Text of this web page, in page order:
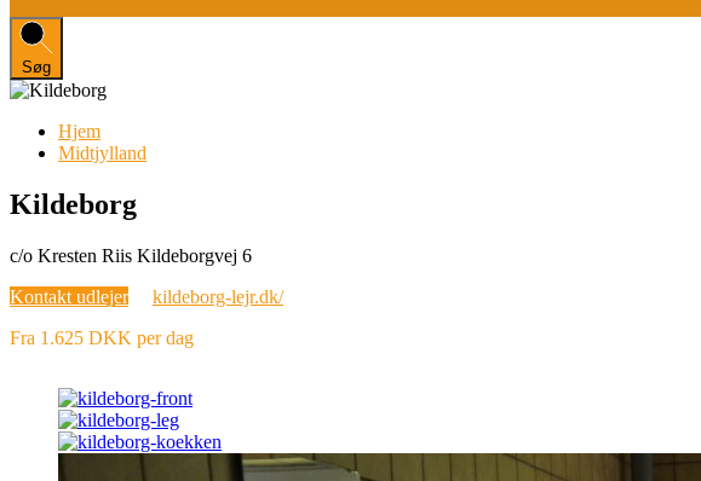
Søg
Hjem
Midtjylland
Kildeborg
c/o Kresten Riis Kildeborgvej 6
Kontakt udlejer
kildeborg-lejr.dk/
Fra 1.625 DKK per dag